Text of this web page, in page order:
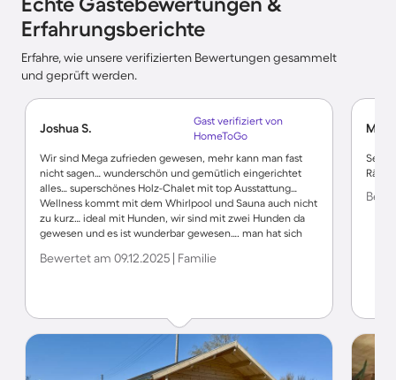
Erfahrungsberichte
Erfahre, wie unsere verifizierten Bewertungen gesammelt
und geprüft werden.
Joshua S.
Gast verifiziert von
HomeToGo
Wir sind Mega zufrieden gewesen, mehr kann man fast
nicht sagen… wunderschön und gemütlich eingerichtet
alles… superschönes Holz-Chalet mit top Ausstattung…
Wellness kommt mit dem Whirlpool und Sauna auch nicht
zu kurz… ideal mit Hunden, wir sind mit zwei Hunden da
gewesen und es ist wunderbar gewesen…. man hat sich
Lage einfach seine Ruhe genießen und Abschalten. Wir
Bewertet am 09.12.2025 | Familie
Sehr